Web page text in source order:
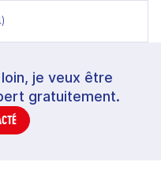
je veux être
gratuitement.